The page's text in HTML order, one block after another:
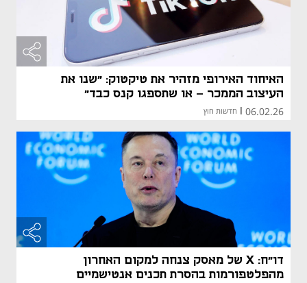
האיחוד האירופי מזהיר את טיקטוק: "שנו את
העיצוב הממכר - או שתספגו קנס כבד"
06.02.26
| חדשות חוץ
דו"ח: X של מאסק צנחה למקום האחרון
מהפלטפורמות בהסרת תכנים אנטישמיים